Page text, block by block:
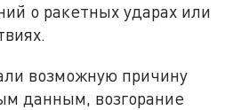
о ракетных ударах или
возможную причину
данным, возгорание